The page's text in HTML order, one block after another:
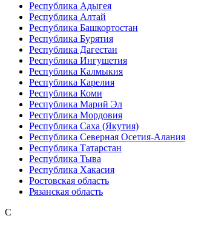
Республика Адыгея
Республика Алтай
Республика Башкортостан
Республика Бурятия
Республика Дагестан
Республика Ингушетия
Республика Калмыкия
Республика Карелия
Республика Коми
Республика Марий Эл
Республика Мордовия
Республика Саха (Якутия)
Республика Северная Осетия-Алания
Республика Татарстан
Республика Тыва
Республика Хакасия
Ростовская область
Рязанская область
С